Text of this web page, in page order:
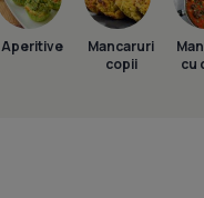
Aperitive
Mancaruri
copii
cu